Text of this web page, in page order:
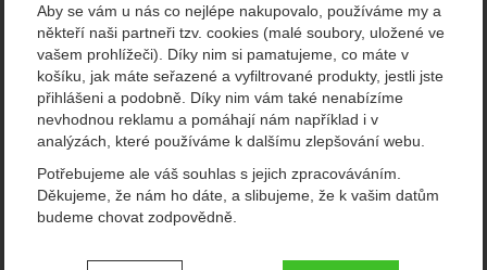
Aby se vám u nás co nejlépe nakupovalo, používáme my a
někteří naši partneři tzv. cookies (malé soubory, uložené ve
vašem prohlížeči). Díky nim si pamatujeme, co máte v
košíku, jak máte seřazené a vyfiltrované produkty, jestli jste
přihlášeni a podobně. Díky nim vám také nenabízíme
nevhodnou reklamu a pomáhají nám například i v
analýzách, které používáme k dalšímu zlepšování webu.
Potřebujeme ale váš souhlas s jejich zpracováváním.
Děkujeme, že nám ho dáte, a slibujeme, že k vašim datům
budeme chovat zodpovědně.
Nastavení souhlasů s kategoriemi
Card
doporučujeme!
Fotografie